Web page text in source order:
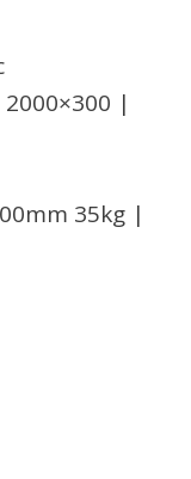
|
35kg |